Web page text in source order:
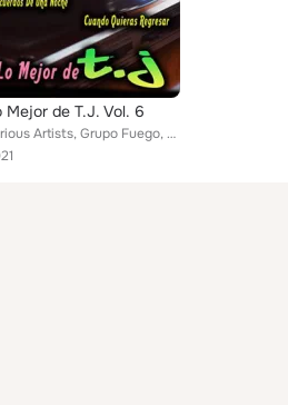
Mejor de T.J. Vol. 6
Various Artists, Grupo Fuego, Los Blue Notes, La Capilla, Manolo, Interrogacion De Tijuana, Nemesis, Yoris, Sabara, Jerusalem, T...